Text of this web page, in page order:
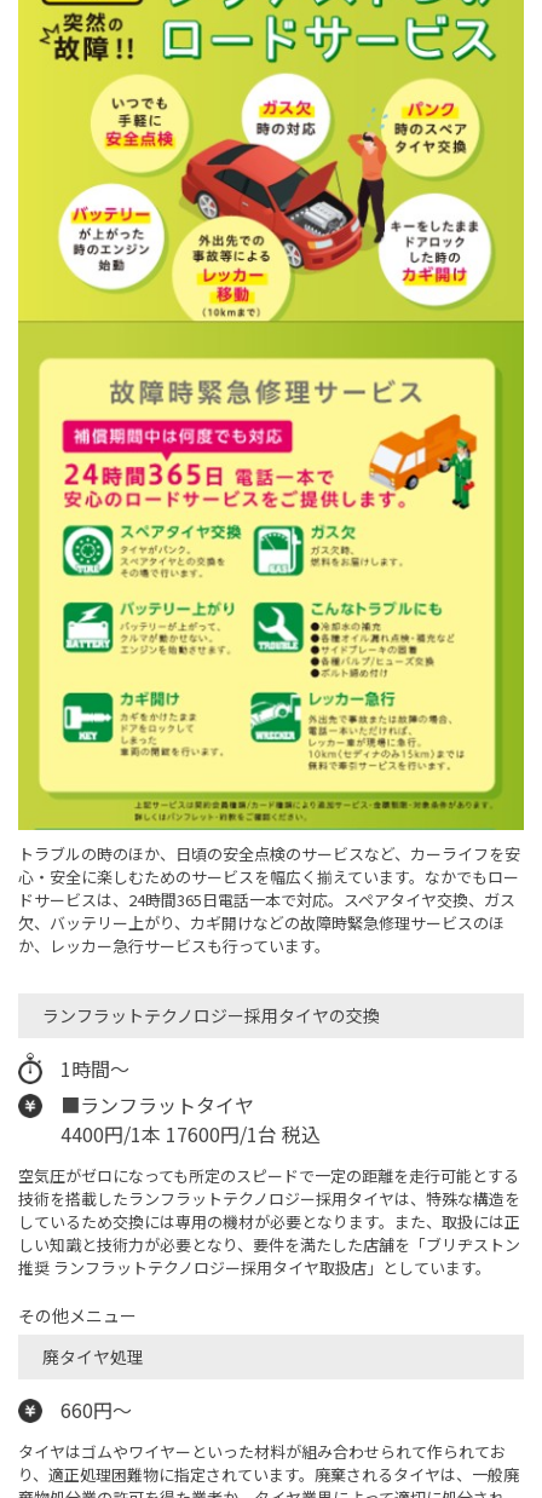
トラブルの時のほか、日頃の安全点検のサービスなど、カーライフを安
心・安全に楽しむためのサービスを幅広く揃えています。なかでもロー
ドサービスは、24時間365日電話一本で対応。スペアタイヤ交換、ガス
欠、バッテリー上がり、カギ開けなどの故障時緊急修理サービスのほ
か、レッカー急行サービスも行っています。
ランフラットテクノロジー採用タイヤの交換
1時間～
■ランフラットタイヤ
4400円/1本 17600円/1台 税込
空気圧がゼロになっても所定のスピードで一定の距離を走行可能とする
技術を搭載したランフラットテクノロジー採用タイヤは、特殊な構造を
しているため交換には専用の機材が必要となります。また、取扱には正
しい知識と技術力が必要となり、要件を満たした店舗を「ブリヂストン
推奨 ランフラットテクノロジー採用タイヤ取扱店」としています。
その他メニュー
廃タイヤ処理
660円～
タイヤはゴムやワイヤーといった材料が組み合わせられて作られてお
り、適正処理困難物に指定されています。廃棄されるタイヤは、一般廃